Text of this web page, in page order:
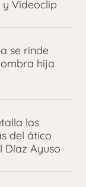
y Videoclip
se rinde
hija
las
del ático
Ayuso